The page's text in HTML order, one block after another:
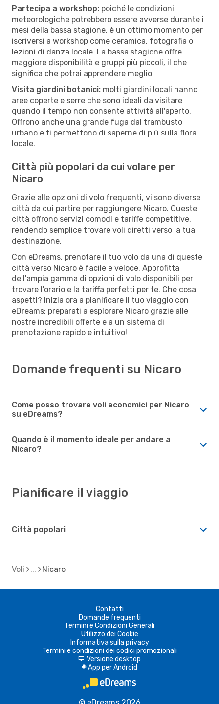
Partecipa a workshop: poiché le condizioni
meteorologiche potrebbero essere avverse durante i
mesi della bassa stagione, è un ottimo momento per
iscriversi a workshop come ceramica, fotografia o
lezioni di danza locale. La bassa stagione offre
maggiore disponibilità e gruppi più piccoli, il che
significa che potrai apprendere meglio.
Visita giardini botanici: molti giardini locali hanno
aree coperte e serre che sono ideali da visitare
quando il tempo non consente attività all'aperto.
Offrono anche una grande fuga dal trambusto
urbano e ti permettono di saperne di più sulla flora
locale.
Città più popolari da cui volare per
Nicaro
Grazie alle opzioni di volo frequenti, vi sono diverse
città da cui partire per raggiungere Nicaro. Queste
città offrono servizi comodi e tariffe competitive,
rendendo semplice trovare voli diretti verso la tua
destinazione.
Con eDreams, prenotare il tuo volo da una di queste
città verso Nicaro è facile e veloce. Approfitta
dell'ampia gamma di opzioni di volo disponibili per
trovare l'orario e la tariffa perfetti per te. Che cosa
aspetti? Inizia ora a pianificare il tuo viaggio con
eDreams: preparati a esplorare Nicaro grazie alle
nostre incredibili offerte e a un sistema di
prenotazione rapido e intuitivo!
Domande frequenti su Nicaro
Come posso trovare voli economici per Nicaro
su eDreams?
Quando è il momento ideale per andare a
Nicaro?
Pianificare il viaggio
Città popolari
Voli Nicaro
Contatti
Domande frequenti
Termini e Condizioni Generali
Utilizzo dei Cookie
Informativa sulla privacy
Termini e condizioni dei codici promozionali
d Versione desktop
A App per Android